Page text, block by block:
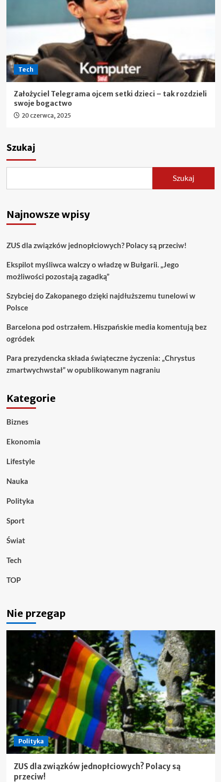
Tech
Założyciel Telegrama ojcem setki dzieci – tak rozdzieli
swoje bogactwo
20 czerwca, 2025
Szukaj
Szukaj
Najnowsze wpisy
ZUS dla związków jednopłciowych? Polacy są przeciw!
Ekspilot myśliwca walczy o władzę w Bułgarii. „Jego
możliwości pozostają zagadką”
Szybciej do Zakopanego dzięki najdłuższemu tunelowi w
Polsce
Barcelona pod ostrzałem. Hiszpańskie media komentują bez
ogródek
Para prezydencka składa świąteczne życzenia: „Chrystus
zmartwychwstał” w opublikowanym nagraniu
Kategorie
Biznes
Ekonomia
Lifestyle
Nauka
Polityka
Sport
Świat
Tech
TOP
Nie przegap
Polityka
ZUS dla związków jednopłciowych? Polacy są
przeciw!